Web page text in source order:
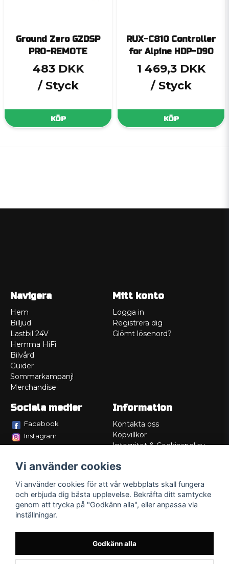
Ground Zero GZDSP
PRO-REMOTE
483 DKK
/ Styck
KÖP
RUX-C810 Controller
for Alpine HDP-D90
1 469,3 DKK
/ Styck
KÖP
Navigera
Hem
Billjud
Lastbil 24V
Hemma HiFi
Bilvård
Guider
Sommarkampanj!
Merchandise
Mitt konto
Logga in
Registrera dig
Glömt lösenord?
Sociala medier
Facebook
Instagram
Information
Kontakta oss
Köpvillkor
Integritet & Cookiespolicy
Service/Garanti
Lådritning
Om oss
Vi använder cookies
Vi använder cookies för att vår webbplats skall fungera
och erbjuda dig bästa upplevelse. Bekräfta ditt samtycke
genom att trycka på "Godkänn alla", eller anpassa via
inställningar.
Godkänn alla